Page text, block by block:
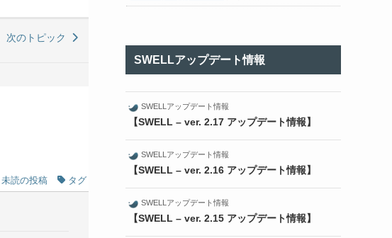
次のトピック
未読の投稿 タグ
SWELLアップデート情報
SWELLアップデート情報
【SWELL – ver. 2.17 アップデート情報】
SWELLアップデート情報
【SWELL – ver. 2.16 アップデート情報】
SWELLアップデート情報
【SWELL – ver. 2.15 アップデート情報】